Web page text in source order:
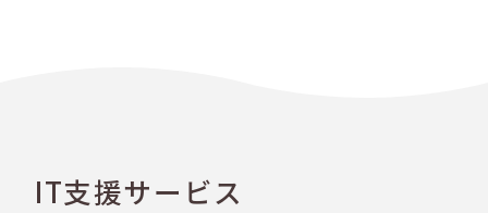
IT支援サービス